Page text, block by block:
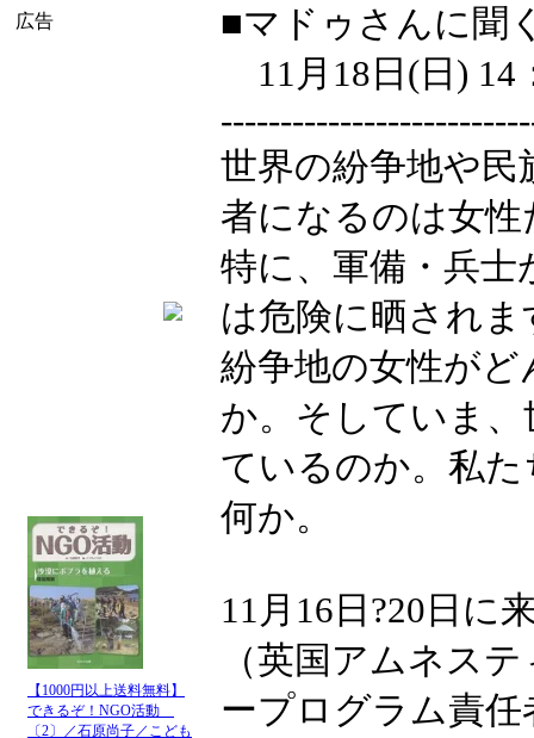
広告
【1000円以上送料無料】
できるぞ！NGO活動
〔2〕／石原尚子／こども
■マドゥさんに聞
11月18日(日) 14
世界の紛争地や民
者になるのは女
特に、軍備・兵
は危険に晒されま
紛争地の女性が
か。そしていま
ているのか。私
何か。
11月16日?20日に
（英国アムネス
ープログラム責